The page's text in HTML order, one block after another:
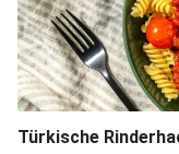
Türkische